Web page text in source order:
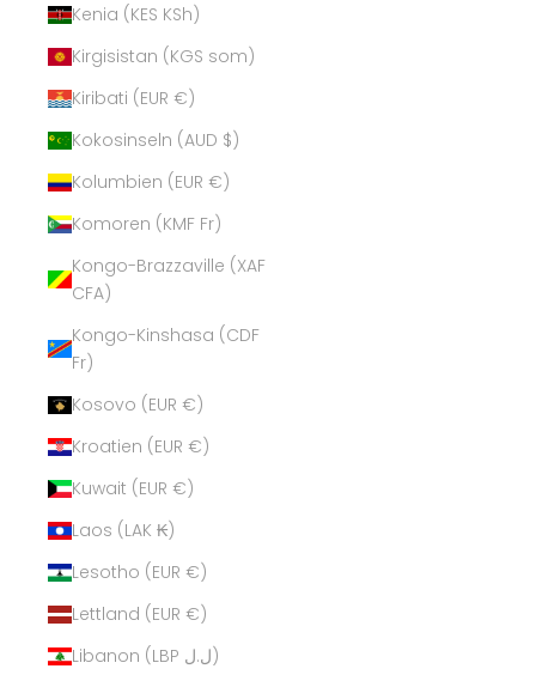
Kenia (KES KSh)
Kirgisistan (KGS som)
Kiribati (EUR €)
Kokosinseln (AUD $)
Kolumbien (EUR €)
Komoren (KMF Fr)
Kongo-Brazzaville (XAF
CFA)
Kongo-Kinshasa (CDF
Fr)
Kosovo (EUR €)
Kroatien (EUR €)
Kuwait (EUR €)
Laos (LAK ₭)
Lesotho (EUR €)
Lettland (EUR €)
Libanon (LBP ل.ل)